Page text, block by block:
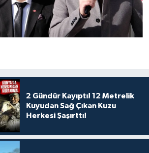
2 Gündür Kayıptı! 12 Metrelik
Kuyudan Sağ Çıkan Kuzu
Herkesi Şaşırttı!